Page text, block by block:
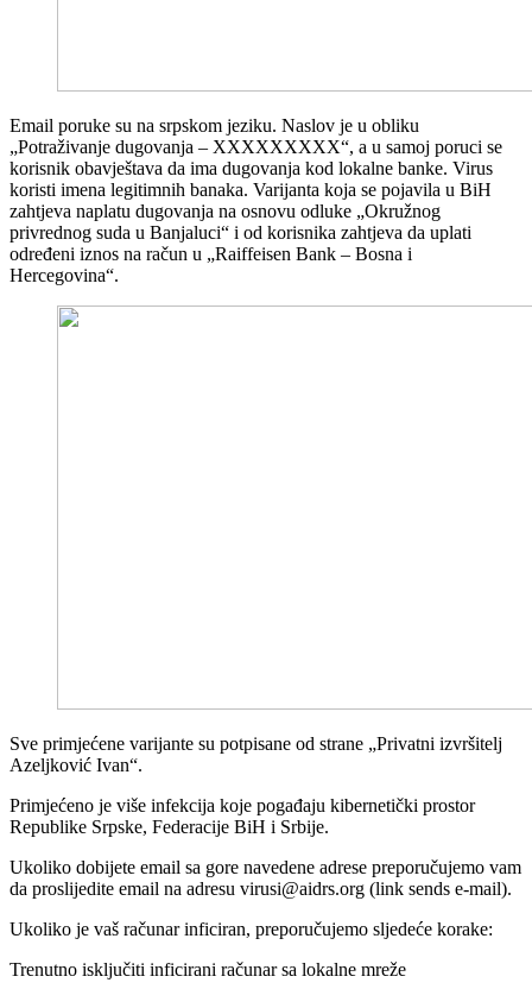
Email poruke su na srpskom jeziku. Naslov je u obliku
„Potraživanje dugovanja – XXXXXXXXX“, a u samoj poruci se
korisnik obavještava da ima dugovanja kod lokalne banke. Virus
koristi imena legitimnih banaka. Varijanta koja se pojavila u BiH
zahtjeva naplatu dugovanja na osnovu odluke „Okružnog
privrednog suda u Banjaluci“ i od korisnika zahtjeva da uplati
određeni iznos na račun u „Raiffeisen Bank – Bosna i
Hercegovina“.
Sve primjećene varijante su potpisane od strane „Privatni izvršitelj
Azeljković Ivan“.
Primjećeno je više infekcija koje pogađaju kibernetički prostor
Republike Srpske, Federacije BiH i Srbije.
Ukoliko dobijete email sa gore navedene adrese preporučujemo vam
da proslijedite email na adresu virusi@aidrs.org (link sends e-mail).
Ukoliko je vaš računar inficiran, preporučujemo sljedeće korake:
Trenutno isključiti inficirani računar sa lokalne mreže